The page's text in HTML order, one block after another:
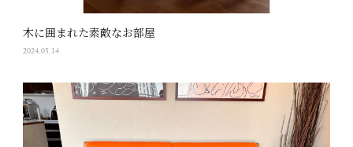
木に囲まれた素敵なお部屋
2024.05.14